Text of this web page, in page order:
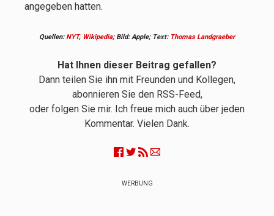
angegeben hatten.
Quellen:NYT, Wikipedia; Bild: Apple; Text: Thomas Landgraeber
Hat Ihnen dieser Beitrag gefallen?
Dann teilen Sie ihn mit Freunden und Kollegen,
abonnieren Sie den RSS-Feed,
oder folgen Sie mir. Ich freue mich auch über jeden
Kommentar. Vielen Dank.
WERBUNG